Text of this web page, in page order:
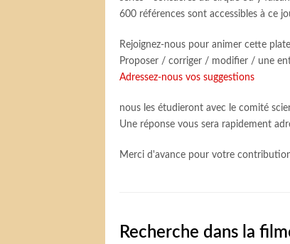
600 références sont accessibles à ce
Rejoignez-nous pour animer cette
Proposer / corriger / modifier / une
Adressez-nous vos suggestions
nous les étudieront avec le comité
Une réponse vous sera rapidement
Merci d'avance pour votre
Recherche dans la